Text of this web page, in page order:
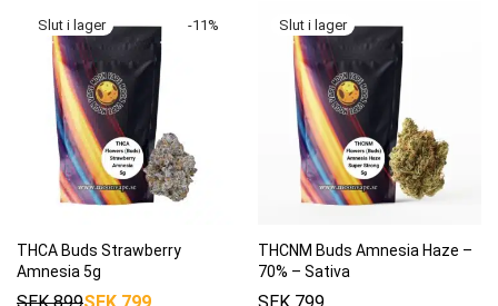
-11%
THCA Buds Strawberry
Amnesia 5g
THCNM Buds Amnesia Haze –
70% – Sativa